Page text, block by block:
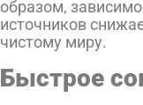
образом,
источников
чистому миру.
Быстрое